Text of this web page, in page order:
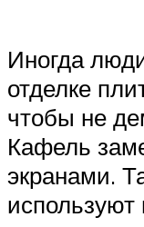
Иногда
отделке
чтобы не
Кафель
экранами.
используют